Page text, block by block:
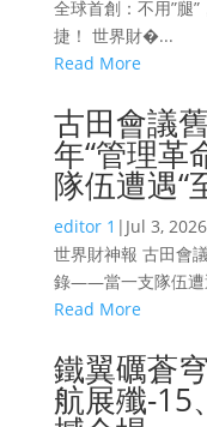
全球首創：不用”腿
捷！ 世界財�...
Read More
古田會議
年“管理
隊伍遭遇“
editor 1 | Jul 3, 2026
世界財神報 古田會
錄——當一支隊伍
Read More
鐵翼礪蒼
航展殲-15